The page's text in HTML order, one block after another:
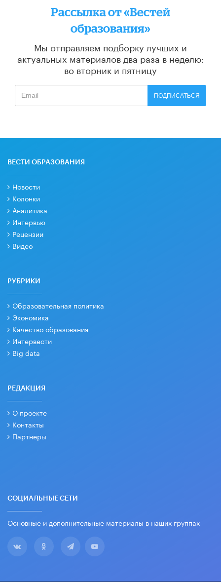
Рассылка от «Вестей
образования»
Мы отправляем подборку лучших и
актуальных материалов два раза в неделю:
во вторник и пятницу
ПОДПИСАТЬСЯ
ВЕСТИ ОБРАЗОВАНИЯ
Новости
Колонки
Аналитика
Интервью
Рецензии
Видео
РУБРИКИ
Образовательная политика
Экономика
Качество образования
Интервести
Big data
РЕДАКЦИЯ
О проекте
Контакты
Партнеры
СОЦИАЛЬНЫЕ СЕТИ
Основные и дополнительные материалы в наших группах